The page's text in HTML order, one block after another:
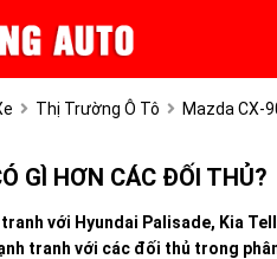
Thị Trường Ô Tô Mazda CX-
GÌ HƠN CÁC ĐỐI THỦ?
với Hyundai Palisade, Kia
tranh với các đối thủ trong